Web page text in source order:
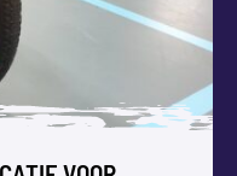
prikkelt de fantasie,